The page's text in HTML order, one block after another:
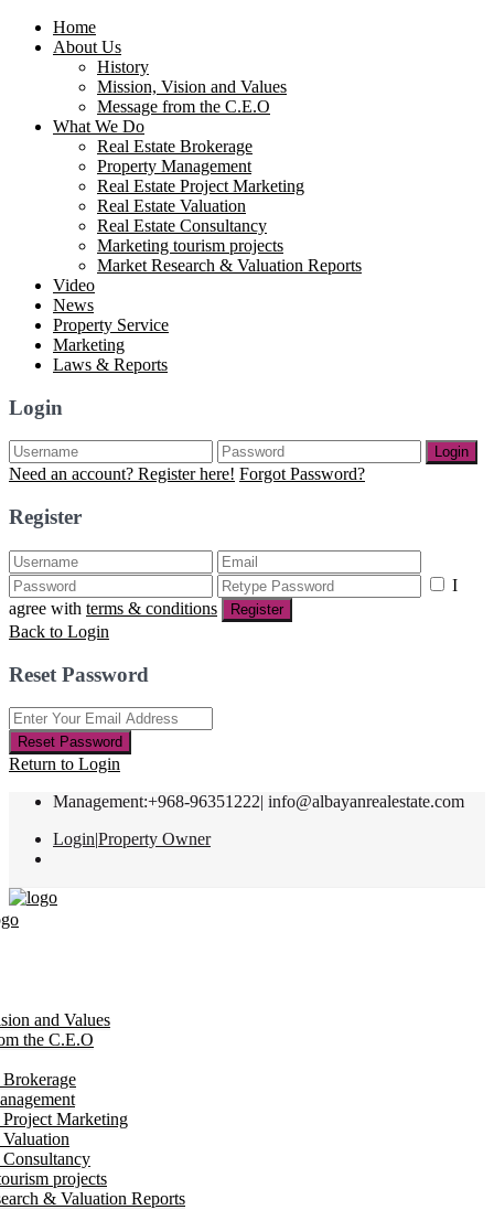
Home
About Us
History
Mission, Vision and Values
Message from the C.E.O
What We Do
Real Estate Brokerage
Property Management
Real Estate Project Marketing
Real Estate Valuation
Real Estate Consultancy
Marketing tourism projects
Market Research & Valuation Reports
Video
News
Property Service
Marketing
Laws & Reports
Login
Login
Need an account? Register here! Forgot Password?
Register
I
agree with terms & conditions Register
Back to Login
Reset Password
Reset Password
Return to Login
Management:+968-96351222| info@albayanrealestate.com
Login|Property Owner
and Values
the C.E.O
Brokerage
Project Marketing
Valuation
Consultancy
projects
& Valuation Reports